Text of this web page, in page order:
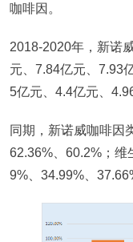
咖啡因。
2018-2020年，新诺
元、7.84亿元、7.93
5亿元、4.4亿元、
同期，新诺威咖啡因
62.36%、60.2%；维
9%、34.99%、